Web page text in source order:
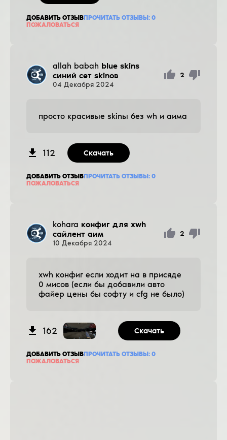
ДОБАВИТЬ ОТЗЫВПРОЧИТАТЬ ОТЗЫВЫ: 0
ПОЖАЛОВАТЬСЯ
allah babah blue skins
синий сет skinов
04 Декабря 2024
2
просто красивые skinы без wh и аима
112 Скачать
ДОБАВИТЬ ОТЗЫВПРОЧИТАТЬ ОТЗЫВЫ: 0
ПОЖАЛОВАТЬСЯ
kohara конфиг для хwh
сайлент аим
10 Декабря 2024
2
хwh конфиг если ходит на в присяде
0 мисов (если бы добавили авто
файер цены бы софту и cfg не было)
162 Скачать
ДОБАВИТЬ ОТЗЫВПРОЧИТАТЬ ОТЗЫВЫ: 0
ПОЖАЛОВАТЬСЯ